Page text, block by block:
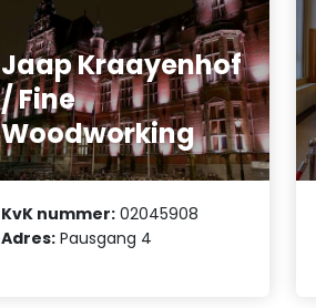
Jaap Kraayenhof
/ Fine
Woodworking
KvK nummer: 02045908
Adres: Pausgang 4